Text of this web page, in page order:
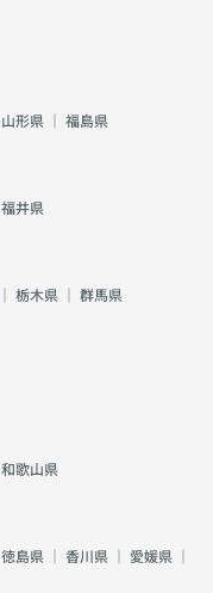
山形県 福島県
福井県
栃木県 群馬県
和歌山県
徳島県 香川県 愛媛県